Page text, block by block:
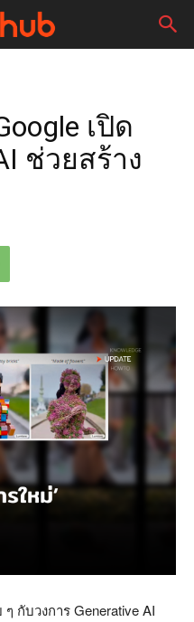
เปิด
ช่วยสร้าง
กับวงการ Generative AI